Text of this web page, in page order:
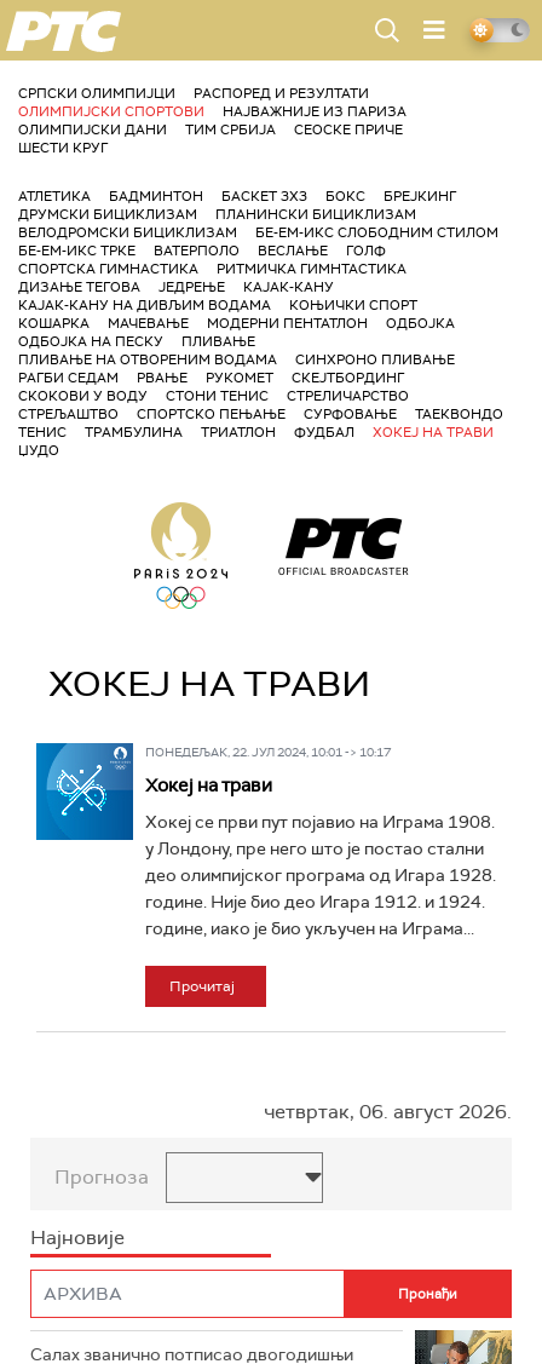
РТС
СРПСКИ ОЛИМПИЈЦИ
РАСПОРЕД И РЕЗУЛТАТИ
ОЛИМПИЈСКИ СПОРТОВИ
НАЈВАЖНИЈЕ ИЗ ПАРИЗА
ОЛИМПИЈСКИ ДАНИ
ТИМ СРБИЈА
СЕОСКЕ ПРИЧЕ
ШЕСТИ КРУГ
АТЛЕТИКА БАДМИНТОН БАСКЕТ 3X3 БОКС
БРЕЈКИНГ
ДРУМСКИ БИЦИКЛИЗАМ
ПЛАНИНСКИ БИЦИКЛИЗАМ
ВЕЛОДРОМСКИ БИЦИКЛИЗАМ
БЕ-ЕМ-ИКС СЛОБОДНИМ СТИЛОМ
БЕ-ЕМ-ИКС ТРКЕ
ВАТЕРПОЛО ВЕСЛАЊЕ
ГОЛФ
СПОРТСКА ГИМНАСТИКА
РИТМИЧКА ГИМНТАСТИКА
ДИЗАЊЕ ТЕГОВА
ЈЕДРЕЊЕ
КАЈАК-КАНУ
КАЈАК-КАНУ НА ДИВЉИМ ВОДАМА
КОЊИЧКИ СПОРТ
КОШАРКА
МАЧЕВАЊЕ МОДЕРНИ ПЕНТАТЛОН
ОДБОЈКА
ОДБОЈКА НА ПЕСКУ
ПЛИВАЊЕ
ПЛИВАЊЕ НА ОТВОРЕНИМ ВОДАМА
СИНХРОНО ПЛИВАЊЕ
РАГБИ СЕДАМ
РВАЊЕ РУКОМЕТ
СКЕЈТБОРДИНГ
СКОКОВИ У ВОДУ
СТОНИ ТЕНИС
СТРЕЛИЧАРСТВО
СТРЕЉАШТВО
СПОРТСКО ПЕЊАЊЕ СУРФОВАЊЕ
ТАЕКВОНДО
ТЕНИС
ТРАМБУЛИНА ТРИАТЛОН ФУДБАЛ
ХОКЕЈ НА ТРАВИ
ЏУДО
ХОКЕЈ НА ТРАВИ
ПОНЕДЕЉАК, 22. ЈУЛ 2024, 10:01 -> 10:17
Хокеј на трави
Хокеј се први пут појавио на Играма 1908.
у Лондону, пре него што је постао стални
део олимпијског програма од Игара 1928.
године. Није био део Игара 1912. и 1924.
године, иако је био укључен на Играма...
Прочитај
четвртак, 06. август 2026.
Прогноза
Најновије
Салах званично потписао двогодишњи